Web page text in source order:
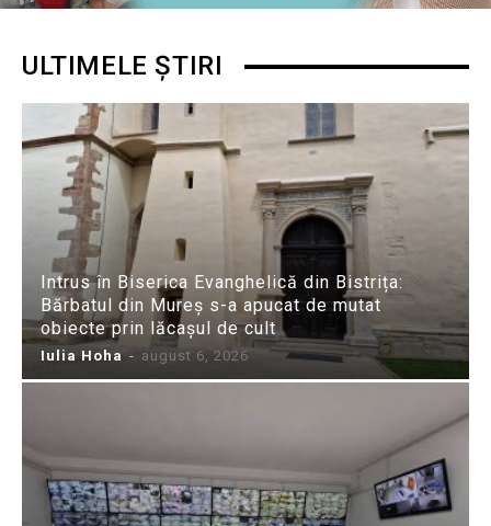
ULTIMELE ȘTIRI
Intrus în Biserica Evanghelică din Bistrița:
Bărbatul din Mureș s-a apucat de mutat
obiecte prin lăcașul de cult
Iulia Hoha - august 6, 2026